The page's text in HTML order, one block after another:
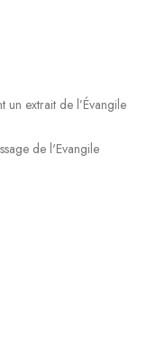
extrait de l’Évangile
de l'Evangile